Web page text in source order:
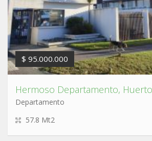
$ 95.000.000
Hermoso Departamento,
Departamento
57.8 Mt2